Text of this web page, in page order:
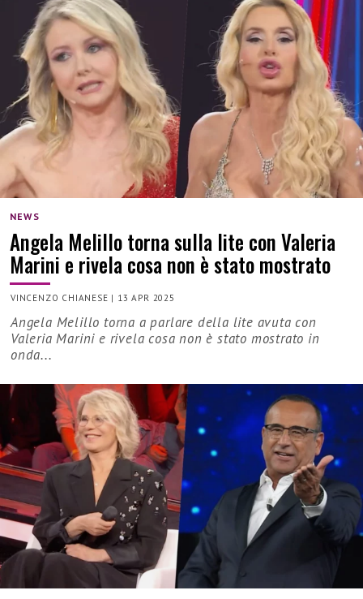
NEWS
Angela Melillo torna sulla lite con Valeria
Marini e rivela cosa non è stato mostrato
VINCENZO CHIANESE | 13 APR 2025
Angela Melillo torna a parlare della lite avuta con
Valeria Marini e rivela cosa non è stato mostrato in
onda...